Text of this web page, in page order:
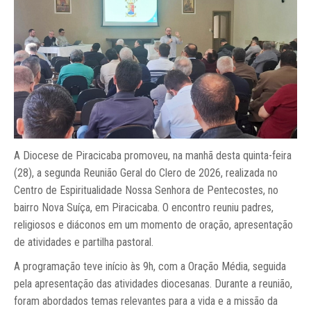
A Diocese de Piracicaba promoveu, na manhã desta quinta-feira
(28), a segunda Reunião Geral do Clero de 2026, realizada no
Centro de Espiritualidade Nossa Senhora de Pentecostes, no
bairro Nova Suíça, em Piracicaba. O encontro reuniu padres,
religiosos e diáconos em um momento de oração, apresentação
de atividades e partilha pastoral.
A programação teve início às 9h, com a Oração Média, seguida
pela apresentação das atividades diocesanas. Durante a reunião,
foram abordados temas relevantes para a vida e a missão da